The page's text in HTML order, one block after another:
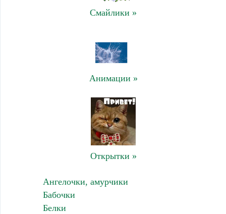
Смайлики »
Анимации »
Открытки »
Ангелочки, амурчики
Бабочки
Белки